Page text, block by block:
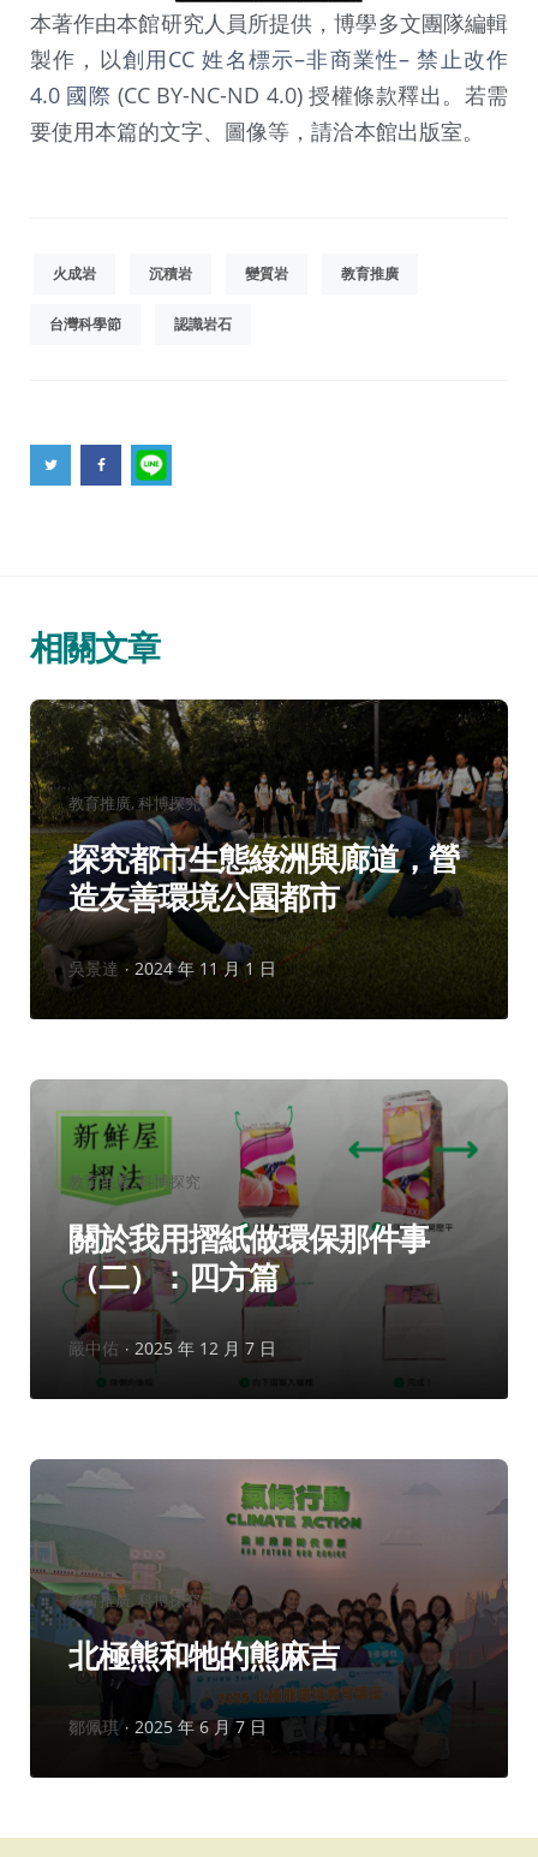
本著作由本館研究人員所提供，博學多文團隊編輯
製作，以創用CC 姓名標示–非商業性– 禁止改作
4.0 國際 (CC BY-NC-ND 4.0) 授權條款釋出。若需
要使用本篇的文字、圖像等，請洽本館出版室。
火成岩 沉積岩 變質岩 教育推廣
台灣科學節 認識岩石
相關文章
分
類：
教育推廣 科博探究
探究都市生態綠洲與廊道，營
造友善環境公園都市
作
者：
吳景達 2024 年 11 月 1 日
分
類：
教育推廣 科博探究
關於我用摺紙做環保那件事
（二）：四方篇
作
嚴中佑 2025 年 12 月 7 日
分
類：
教育推廣 科博探究
北極熊和牠的熊麻吉
作
鄒佩琪 2025 年 6 月 7 日